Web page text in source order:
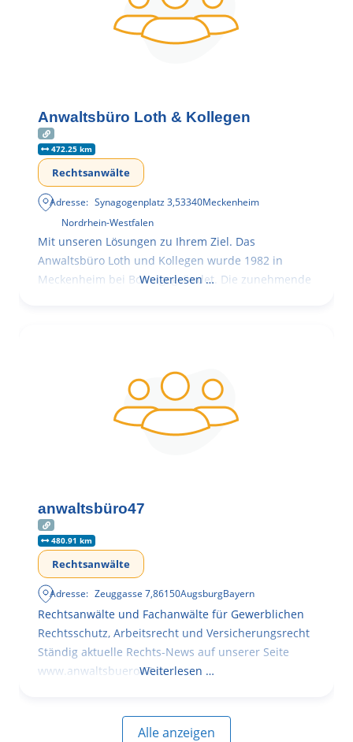
Anwaltsbüro Loth & Kollegen
472.25 km
Rechtsanwälte
Adresse: Synagogenplatz 3,53340Meckenheim
Nordrhein-Westfalen
Mit unseren Lösungen zu Ihrem Ziel. Das
Anwaltsbüro Loth und Kollegen wurde 1982 in
Meckenheim bei Bonn gegründet. Die zunehmende
Weiterlesen …
anwaltsbüro47
480.91 km
Rechtsanwälte
Adresse: Zeuggasse 7,86150AugsburgBayern
Rechtsanwälte und Fachanwälte für Gewerblichen
Rechtsschutz, Arbeitsrecht und Versicherungsrecht
Ständig aktuelle Rechts-News auf unserer Seite
www.anwaltsbuero47.deWeiterlesen …
Alle anzeigen